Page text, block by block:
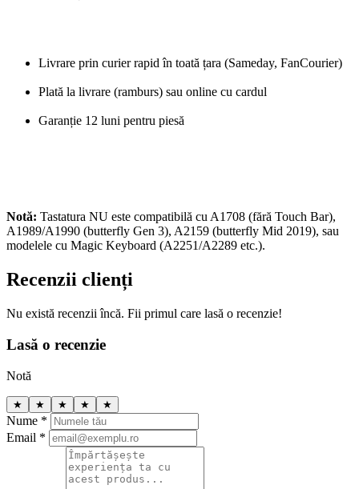
Livrare prin curier rapid în toată țara (Sameday, FanCourier)
Plată la livrare (ramburs) sau online cu cardul
Garanție 12 luni pentru piesă
Notă: Tastatura NU este compatibilă cu A1708 (fără Touch Bar),
A1989/A1990 (butterfly Gen 3), A2159 (butterfly Mid 2019), sau
modelele cu Magic Keyboard (A2251/A2289 etc.).
Recenzii clienți
Nu există recenzii încă. Fii primul care lasă o recenzie!
Lasă o recenzie
Notă
★ ★ ★ ★ ★
Nume *
Email *